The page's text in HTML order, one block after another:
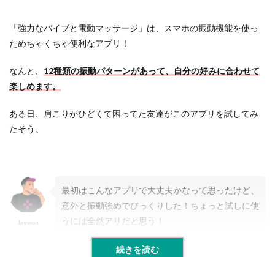
プ
で
ッ
サ
ー
を
！
「強力なバイブと電動マッサージ」は、スマホの振動機能を使っ
ためちゃくちゃ便利なアプリ！
なんと、 12種類の振動パターンがあって、自分の好みに合わせて
楽しめます。
ある日、肩こりがひどくて困ってた友達がこのアプリを試してみ
たそう。
Jaewon
最初はこんなアプリで大丈夫かなって思ったけど、
意外と振動強めでびっくりした！ちょっと試しに使
うには全然アリだと思う！
続きを読む